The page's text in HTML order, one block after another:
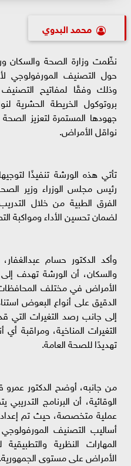
محمد البدوي
حول التصنيف المورفولوجي
وذلك وفقًا لمفاتيح
بروتوكول الخريطة الحشرية
جهودها المستمرة لتعزيز
نواقل الأمراض.
تأتي هذه الورشة تنفيذًا
رئيس مجلس الوزراء وزير
الفرق الطبية من خلال
لضمان تحسين الأداء ومواكبة
وأكد الدكتور حسام
والسكان، أن الورشة تهدف
الأمراض في مختلف
الدقيق على أنواع البعوض
إلى جانب رصد التغيرات التي
التغيرات المناخية، ومراقبة
تهديدًا للصحة العامة.
من جانبه، أوضح الدكتور
الوقائية، أن البرنامج
عملية متخصصة، حيث تم
أساليب التصنيف
المهارات النظرية
الأمراض على مستوى الجمهورية.